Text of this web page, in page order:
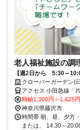
老人福祉施設の調
【週2日から 5:30～
った手順のシンプルなお
クローバーガーデン(
アクセス 小田急線「
時給1,300円～1,425円
神奈川県藤沢市
時間帯 朝、昼、夕方
または、 14:30～